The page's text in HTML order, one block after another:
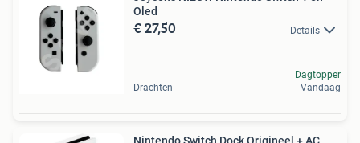
Oled
€ 27,50 Details
Drachten
Dagtopper
Vandaag